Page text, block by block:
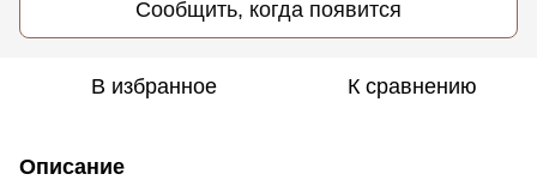
Сообщить, когда появится
В избранное К сравнению
Описание